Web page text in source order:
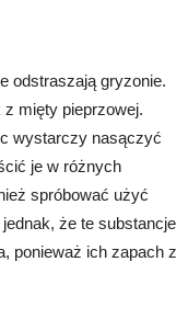
odstraszają gryzonie.
mięty pieprzowej.
wystarczy nasączyć
je w różnych
spróbować użyć
że te substancje
ponieważ ich zapach z